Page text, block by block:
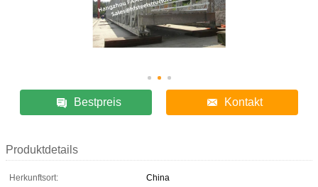
Bestpreis Kontakt
Produktdetails
Herkunftsort:
China